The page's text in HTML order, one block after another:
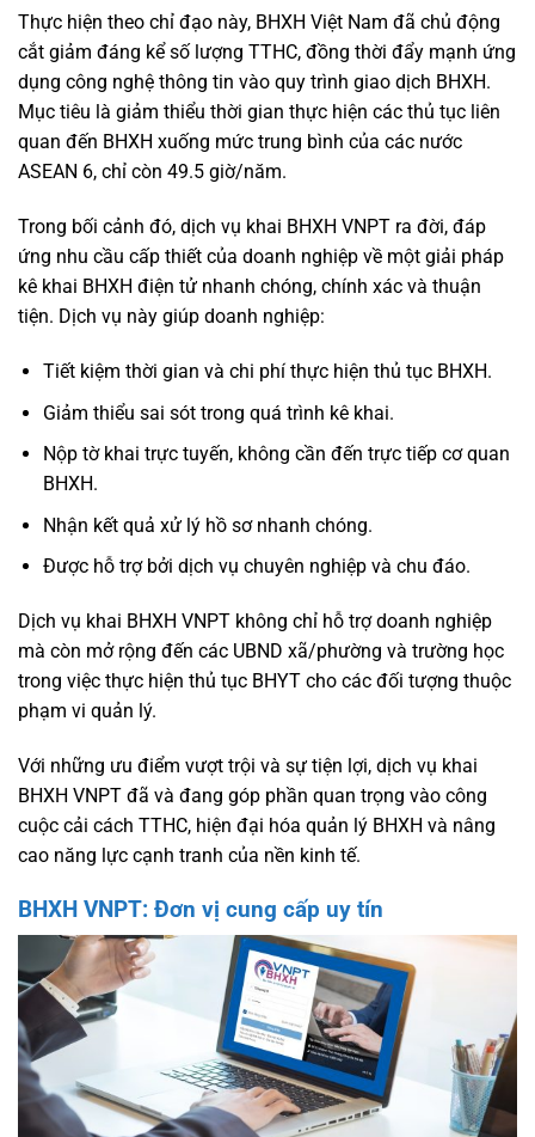
Thực hiện theo chỉ đạo này, BHXH Việt Nam đã chủ động
cắt giảm đáng kể số lượng TTHC, đồng thời đẩy mạnh ứng
dụng công nghệ thông tin vào quy trình giao dịch BHXH.
Mục tiêu là giảm thiểu thời gian thực hiện các thủ tục liên
quan đến BHXH xuống mức trung bình của các nước
ASEAN 6, chỉ còn 49.5 giờ/năm.
Trong bối cảnh đó, dịch vụ khai BHXH VNPT ra đời, đáp
ứng nhu cầu cấp thiết của doanh nghiệp về một giải pháp
kê khai BHXH điện tử nhanh chóng, chính xác và thuận
tiện. Dịch vụ này giúp doanh nghiệp:
Tiết kiệm thời gian và chi phí thực hiện thủ tục BHXH.
Giảm thiểu sai sót trong quá trình kê khai.
Nộp tờ khai trực tuyến, không cần đến trực tiếp cơ quan
BHXH.
Nhận kết quả xử lý hồ sơ nhanh chóng.
Được hỗ trợ bởi dịch vụ chuyên nghiệp và chu đáo.
Dịch vụ khai BHXH VNPT không chỉ hỗ trợ doanh nghiệp
mà còn mở rộng đến các UBND xã/phường và trường học
trong việc thực hiện thủ tục BHYT cho các đối tượng thuộc
phạm vi quản lý.
Với những ưu điểm vượt trội và sự tiện lợi, dịch vụ khai
BHXH VNPT đã và đang góp phần quan trọng vào công
cuộc cải cách TTHC, hiện đại hóa quản lý BHXH và nâng
cao năng lực cạnh tranh của nền kinh tế.
BHXH VNPT: Đơn vị cung cấp uy tín